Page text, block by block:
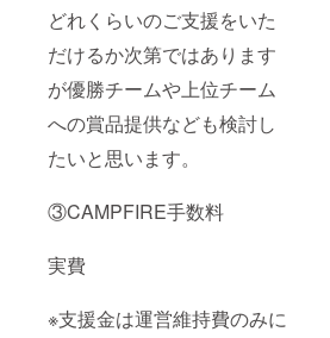
どれくらいのご支援をいた
だけるか次第ではあります
が優勝チームや上位チーム
への賞品提供なども検討し
たいと思います。
③CAMPFIRE手数料
実費
※支援金は運営維持費のみに